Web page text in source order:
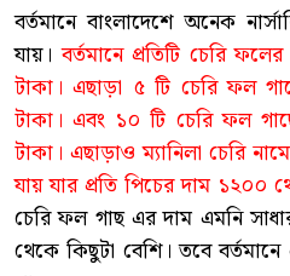
বর্তমানে বাংলাদেশে অনেক
যায়।বর্তমানে প্রতিটি চেরি
টাকা। এছাড়া ৫ টি চেরি ফল
টাকা। এবং ১০ টি চেরি ফল
টাকা। এছাড়াও ম্যানিলা চেরি
যায় যার প্রতি পিচের দাম ১২০০
চেরি ফল গাছ এর দাম এমনি
থেকে কিছুটা বেশি। তবে